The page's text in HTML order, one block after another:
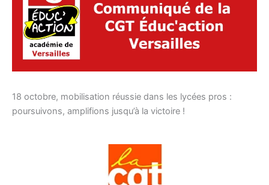
18 octobre, mobilisation réussie dans les lycées pros :
poursuivons, amplifions jusqu’à la victoire !